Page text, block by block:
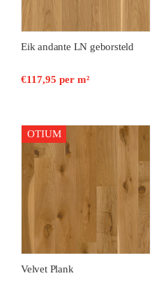
Eik andante LN geborsteld
€117,95 per m²
OTIUM
Velvet Plank